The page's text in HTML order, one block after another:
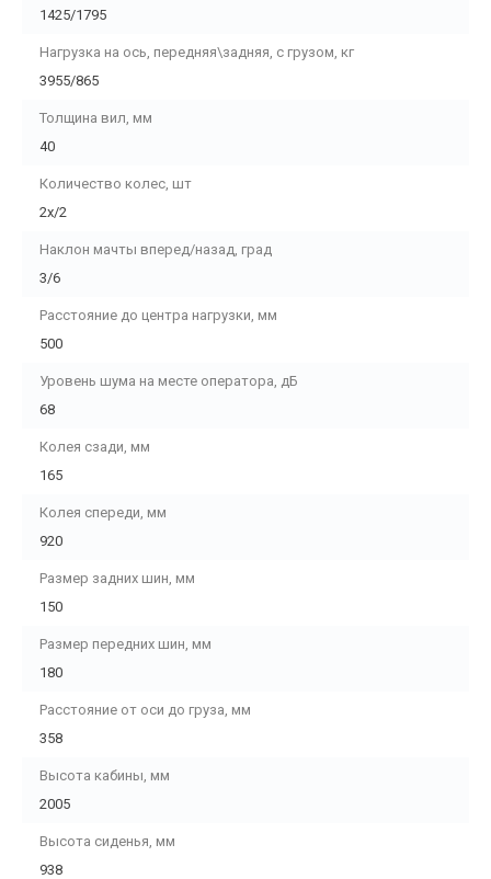
1425/1795
Нагрузка на ось, передняя\задняя, с грузом, кг
3955/865
Толщина вил, мм
40
Количество колес, шт
2х/2
Наклон мачты вперед/назад, град
3/6
Расстояние до центра нагрузки, мм
500
Уровень шума на месте оператора, дБ
68
Колея сзади, мм
165
Колея спереди, мм
920
Размер задних шин, мм
150
Размер передних шин, мм
180
Расстояние от оси до груза, мм
358
Высота кабины, мм
2005
Высота сиденья, мм
938